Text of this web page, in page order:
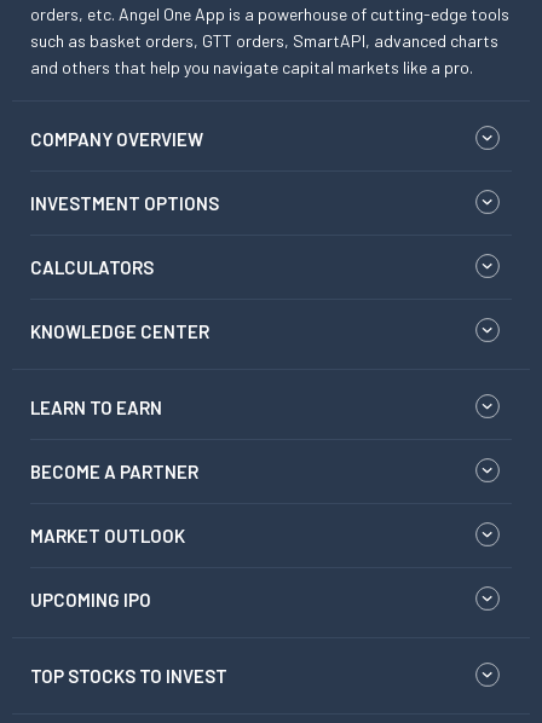
orders, etc. Angel One App is a powerhouse of cutting-edge tools
such as basket orders, GTT orders, SmartAPI, advanced charts
and others that help you navigate capital markets like a pro.
COMPANY OVERVIEW
INVESTMENT OPTIONS
CALCULATORS
KNOWLEDGE CENTER
LEARN TO EARN
BECOME A PARTNER
MARKET OUTLOOK
UPCOMING IPO
TOP STOCKS TO INVEST